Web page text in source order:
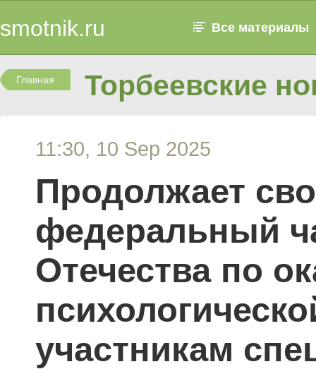
smotnik.ru Все материалы
Главная Торбеевские
11:30, 10 Sep 2025
Продолжает
федеральный
Отечества по
участникам